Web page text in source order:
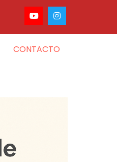
CONTACTO